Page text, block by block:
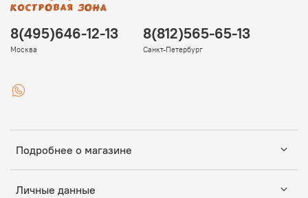
Подробнее о магазине
Личные данные
8(495)646-12-13
Москва
8(812)565-65-13
Санкт-Петербург